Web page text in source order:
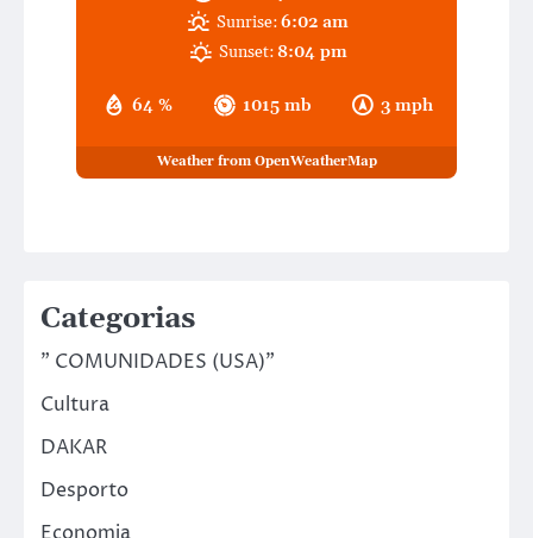
64 % 1015 mb 3 mph
Sunrise:6:02 am
Sunset:8:04 pm
Weather from OpenWeatherMap
Categorias
" COMUNIDADES (USA)"
Cultura
DAKAR
Desporto